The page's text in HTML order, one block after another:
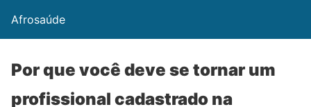
Afrosaúde
Por que você deve se tornar um
profissional cadastrado na